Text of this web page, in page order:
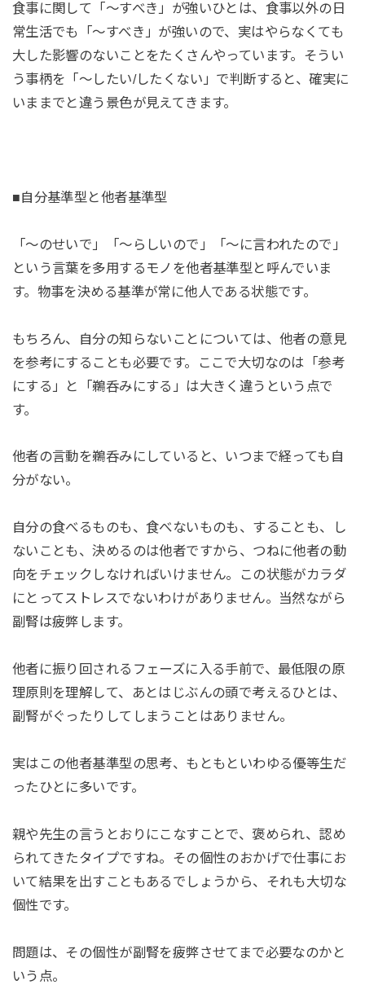
食事に関して「〜すべき」が強いひとは、食事以外の日
常生活でも「〜すべき」が強いので、実はやらなくても
大した影響のないことをたくさんやっています。そうい
う事柄を「〜したい/したくない」で判断すると、確実に
いままでと違う景色が見えてきます。
■自分基準型と他者基準型
「〜のせいで」「〜らしいので」「〜に言われたので」
という言葉を多用するモノを他者基準型と呼んでいま
す。物事を決める基準が常に他人である状態です。
もちろん、自分の知らないことについては、他者の意見
を参考にすることも必要です。ここで大切なのは「参考
にする」と「鵜呑みにする」は大きく違うという点で
す。
他者の言動を鵜呑みにしていると、いつまで経っても自
分がない。
自分の食べるものも、食べないものも、することも、し
ないことも、決めるのは他者ですから、つねに他者の動
向をチェックしなければいけません。この状態がカラダ
にとってストレスでないわけがありません。当然ながら
副腎は疲弊します。
他者に振り回されるフェーズに入る手前で、最低限の原
理原則を理解して、あとはじぶんの頭で考えるひとは、
副腎がぐったりしてしまうことはありません。
実はこの他者基準型の思考、もともといわゆる優等生だ
ったひとに多いです。
親や先生の言うとおりにこなすことで、褒められ、認め
られてきたタイプですね。その個性のおかげで仕事にお
いて結果を出すこともあるでしょうから、それも大切な
個性です。
問題は、その個性が副腎を疲弊させてまで必要なのかと
いう点。